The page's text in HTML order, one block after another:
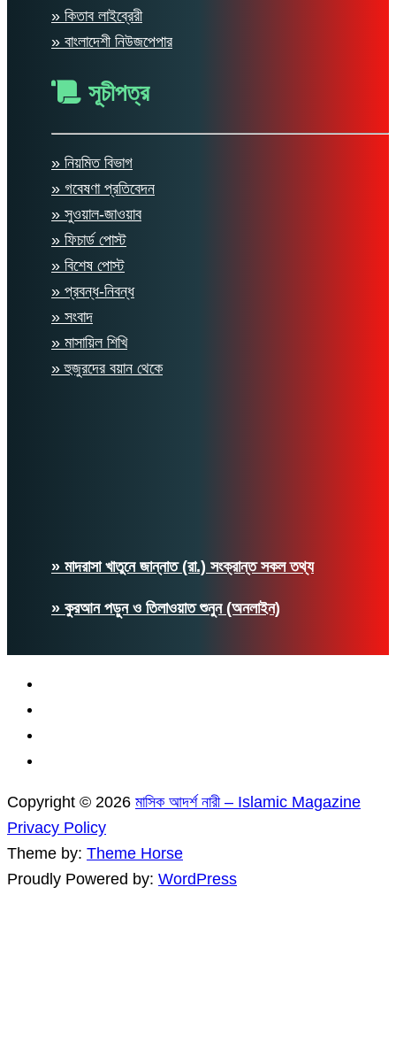
» কিতাব লাইব্রেরী
» বাংলাদেশী নিউজপেপার
সূচীপত্র
» নিয়মিত বিভাগ
» গবেষণা প্রতিবেদন
» সুওয়াল-জাওয়াব
» ফিচার্ড পোস্ট
» বিশেষ পোস্ট
» প্রবন্ধ-নিবন্ধ
» সংবাদ
» মাসায়িল শিখি
» হুজুরদের বয়ান থেকে
» মাদরাসা খাতুনে জান্নাত (রা.) সংক্রান্ত সকল তথ্য
» কুরআন পড়ুন ও তিলাওয়াত শুনুন (অনলাইন)
Copyright © 2026 মাসিক আদর্শ নারী – Islamic Magazine
Privacy Policy
Theme by: Theme Horse
Proudly Powered by: WordPress